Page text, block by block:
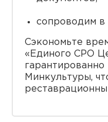
сопроводим в
Сэкономьте
«Единого СРО
Минкультуры,